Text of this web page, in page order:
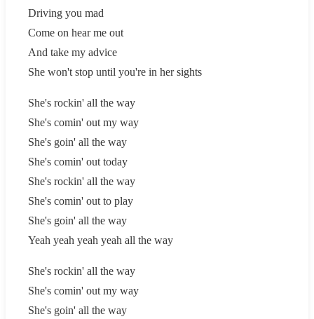
Driving you mad
Come on hear me out
And take my advice
She won't stop until you're in her sights
She's rockin' all the way
She's comin' out my way
She's goin' all the way
She's comin' out today
She's rockin' all the way
She's comin' out to play
She's goin' all the way
Yeah yeah yeah yeah all the way
She's rockin' all the way
She's comin' out my way
She's goin' all the way